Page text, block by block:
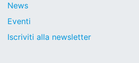
News
Eventi
Iscriviti alla newsletter